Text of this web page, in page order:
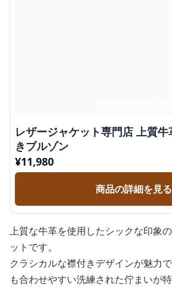
レザージャケット専門店 上質
きブルゾン
¥11,980
商品の詳細を見る
上質な牛革を使用したシックな印象
ットです。
クラシカルな襟付きデザインが魅力
も合わせやすい洗練された佇まいが特